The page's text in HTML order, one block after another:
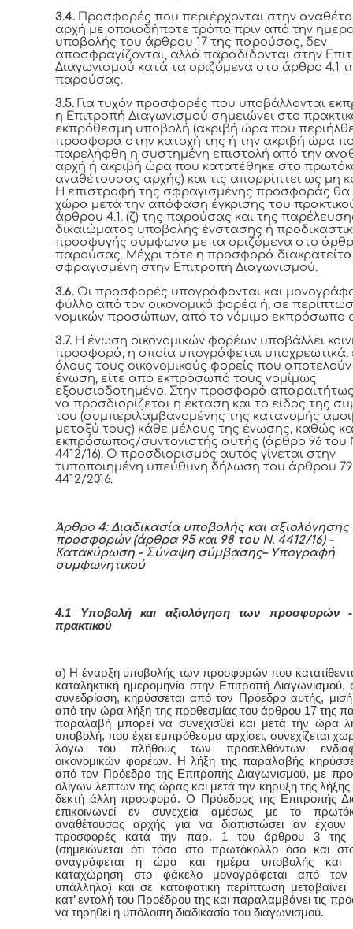
3.4. Προσφορές που περιέρχονται στην
αρχή με οποιοδήποτε τρόπο πριν από την
υποβολής του άρθρου 17 της παρούσας, δεν
αποσφραγίζονται, αλλά παραδίδονται στην
Διαγωνισμού κατά τα οριζόμενα στο άρθρο 4.1
παρούσας.
3.5. Για τυχόν προσφορές που υποβάλλονται
η Επιτροπή Διαγωνισμού σημειώνει στο
εκπρόθεσμη υποβολή (ακριβή ώρα που
προσφορά στην κατοχή της ή την ακριβή ώρα
παρελήφθη η συστημένη επιστολή από την
αρχή ή ακριβή ώρα που κατατέθηκε στο
αναθέτουσας αρχής) και τις απορρίπτει ως μη
Η επιστροφή της σφραγισμένης προσφοράς θα
χώρα μετά την απόφαση έγκρισης του
άρθρου 4.1. (ζ) της παρούσας και της
δικαιώματος υποβολής ένστασης ή
προσφυγής σύμφωνα με τα οριζόμενα στο
παρούσας. Μέχρι τότε η προσφορά
σφραγισμένη στην Επιτροπή Διαγωνισμού.
3.6. Οι προσφορές υπογράφονται και
φύλλο από τον οικονομικό φορέα ή, σε
νομικών προσώπων, από το νόμιμο εκπρόσωπο
3.7. Η ένωση οικονομικών φορέων υποβάλλει
προσφορά, η οποία υπογράφεται υποχρεωτικά,
όλους τους οικονομικούς φορείς που αποτελούν
ένωση, είτε από εκπρόσωπό τους νομίμως
εξουσιοδοτημένο. Στην προσφορά
να προσδιορίζεται η έκταση και το είδος της
του (συμπεριλαμβανομένης της κατανομής
μεταξύ τους) κάθε μέλους της ένωσης, καθώς
εκπρόσωπος/συντονιστής αυτής (άρθρο 96 του
4412/16). Ο προσδιορισμός αυτός γίνεται στην
τυποποιημένη υπεύθυνη δήλωση του άρθρου 79
4412/2016.
Άρθρο 4: Διαδικασία υποβολής και αξιολόγησης
προσφορών (άρθρα 95 και 98 του Ν. 4412/16) -
Κατακύρωση - Σύναψη σύμβασης– Υπογραφή
συμφωνητικού
4.1 Υποβολή και αξιολόγηση των προσφορών
πρακτικού
α) Η έναρξη υποβολής των προσφορών που
καταληκτική ημερομηνία στην Επιτροπή Διαγωνισμού,
συνεδρίαση, κηρύσσεται από τον Πρόεδρο αυτής,
από την ώρα λήξη της προθεσμίας του άρθρου 17 της
παραλαβή μπορεί να συνεχισθεί και μετά την ώρα
υποβολή, που έχει εμπρόθεσμα αρχίσει, συνεχίζεται
λόγω του πλήθους των προσελθόντων
οικονομικών φορέων. Η λήξη της παραλαβής
από τον Πρόεδρο της Επιτροπής Διαγωνισμού, με
ολίγων λεπτών της ώρας και μετά την κήρυξη της λήξης
δεκτή άλλη προσφορά. Ο Πρόεδρος της Επιτροπής
επικοινωνεί εν συνεχεία αμέσως με το
αναθέτουσας αρχής για να διαπιστώσει αν έχουν
προσφορές κατά την παρ. 1 του άρθρου 3 της
(σημειώνεται ότι τόσο στο πρωτόκολλο όσο και
αναγράφεται η ώρα και ημέρα υποβολής και
καταχώρηση στο φάκελο μονογράφεται από τον
υπάλληλο) και σε καταφατική περίπτωση μεταβαίνει
κατ’ εντολή του Προέδρου της και παραλαμβάνει τις
να τηρηθεί η υπόλοιπη διαδικασία του διαγωνισμού.